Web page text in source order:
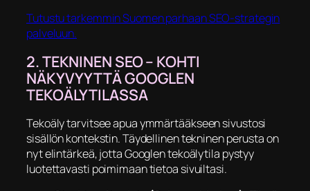
Tutustu tarkemmin Suomen parhaan SEO-strategin
palveluun.
​2. TEKNINEN SEO – KOHTI
NÄKYVYYTTÄ GOOGLEN
TEKOÄLYTILASSA
​Tekoäly tarvitsee apua ymmärtääkseen sivustosi
sisällön kontekstin. Täydellinen tekninen perusta on
nyt elintärkeä, jotta Googlen tekoälytila pystyy
luotettavasti poimimaan tietoa sivuiltasi.